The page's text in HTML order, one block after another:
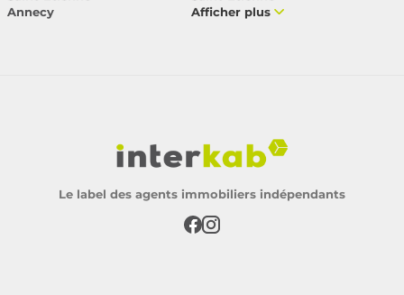
Annecy
Afficher plus
Le label des agents immobiliers indépendants